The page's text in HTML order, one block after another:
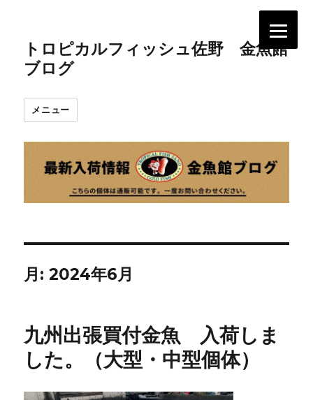
トロピカルフィッシュ佐野 金魚館
ブログ
メニュー
月:2024年6月
九州出張買付金魚 入荷しま
した。（大型・中型個体）